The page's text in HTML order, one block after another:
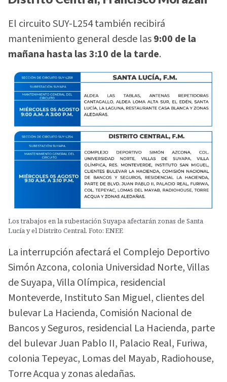
El circuito SUY-L254 también recibirá
mantenimiento general desde las9:00 de la
mañana hasta las 3:10 de la tarde.
Los trabajos en la subestación Suyapa afectarán zonas de Santa
Lucía y el Distrito Central. Foto: ENEE
La interrupción afectará el Complejo Deportivo
Simón Azcona, colonia Universidad Norte, Villas
de Suyapa, Villa Olímpica, residencial
Monteverde, Instituto San Miguel, clientes del
bulevar La Hacienda, Comisión Nacional de
Bancos y Seguros, residencial La Hacienda, parte
del bulevar Juan Pablo II, Palacio Real, Furiwa,
colonia Tepeyac, Lomas del Mayab, Radiohouse,
Torre Acqua y zonas aledañas.